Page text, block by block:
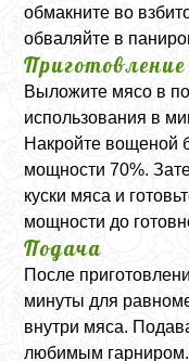
обмакните во
обваляйте в
Приготовление
Выложите мясо в
использования в
Накройте вощеной
мощности 70%.
куски мяса и
мощности до
Подача
После
минуты для
внутри мяса.
любимым гарниром.